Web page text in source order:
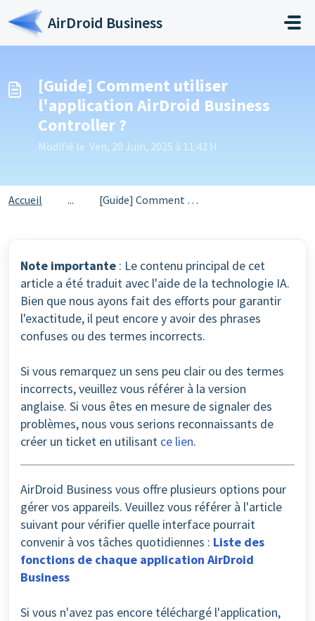
Passer au contenu principal
AirDroid Business
[Guide] Comment utiliser
l'application AirDroid Business
Controller ?
Modifié le Ven, 20 Juin, 2025 à 11:42 H
Accueil ... [Guide] Comment utiliser l'application AirDroid Busin...
Note importante : Le contenu principal de cet
article a été traduit avec l'aide de la technologie IA.
Bien que nous ayons fait des efforts pour garantir
l'exactitude, il peut encore y avoir des phrases
confuses ou des termes incorrects.
Si vous remarquez un sens peu clair ou des termes
incorrects, veuillez vous référer à la version
anglaise. Si vous êtes en mesure de signaler des
problèmes, nous vous serions reconnaissants de
créer un ticket en utilisant ce lien.
AirDroid Business vous offre plusieurs options pour
gérer vos appareils. Veuillez vous référer à l'article
suivant pour vérifier quelle interface pourrait
convenir à vos tâches quotidiennes : Liste des
fonctions de chaque application AirDroid
Business
Si vous n'avez pas encore téléchargé l'application,